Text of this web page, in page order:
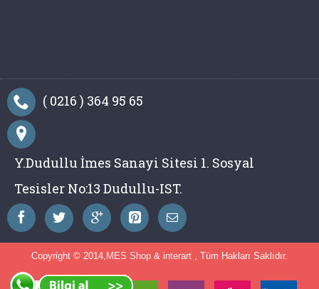
( 0216 ) 364 95 65
Y.Dudullu İmes Sanayi Sitesi 1. Sosyal
Tesisler No:13 Dudullu-IST.
Copyright © 2014, MES Shop & interart , Tüm Hakları Saklıdır.